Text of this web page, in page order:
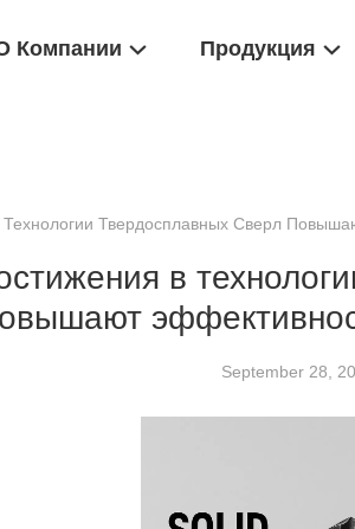
Компании Продукция
Твердосплавных Сверл
в
September 28,